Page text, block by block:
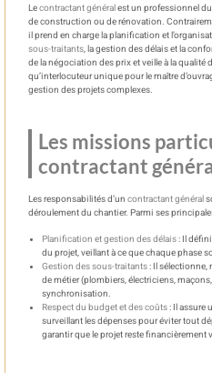
Lecontractant généralest un professionnel
de construction ou de rénovation.
il prend en charge la planification et
sous-traitants, la gestion des délais et la
de la négociation des prix et veille à la qualité
qu’interlocuteur unique pour le maître
gestion des projets complexes.
Les missions
contractant
Les responsabilités d’un contractant général
déroulement du chantier. Parmi ses
Planification et gestion des délais: Il
du projet, veillant à ce que chaque phase
Gestion des sous-traitants: Il
de métier (plombiers, électriciens,
synchronisation.
Respect du budget et des coûts: Il assure
surveillant les dépenses pour éviter tout
garantir que le projet reste